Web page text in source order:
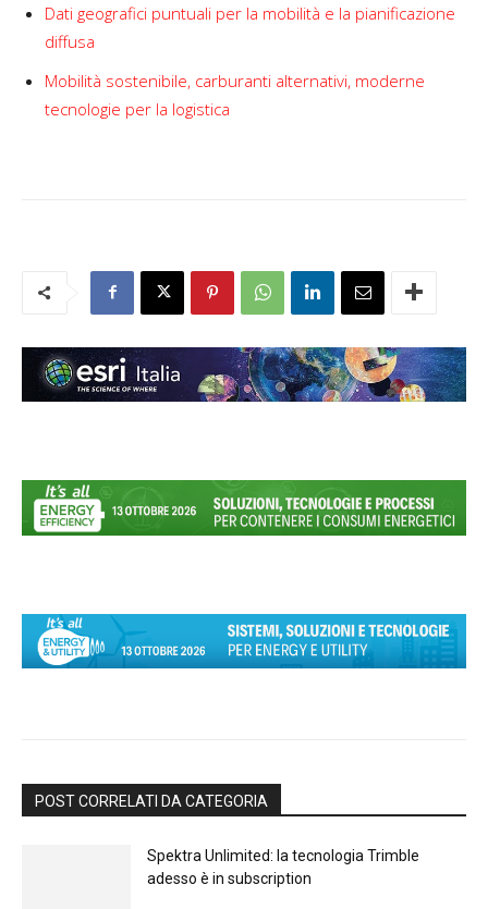
Dati geografici puntuali per la mobilità e la pianificazione
diffusa
Mobilità sostenibile, carburanti alternativi, moderne
tecnologie per la logistica
POST CORRELATI DA CATEGORIA
Spektra Unlimited: la tecnologia Trimble
adesso è in subscription